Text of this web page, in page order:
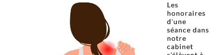
Les
honoraires
d'une
séance dans
notre
cabinet